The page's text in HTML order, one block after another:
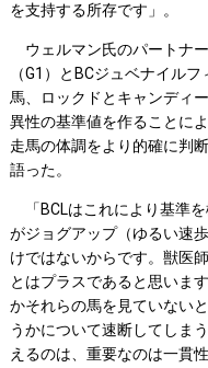
を支持する所存です」。
ウェルマン氏のパートナ
（G1）とBCジュベナイル
馬、ロックドとキャンディ
異性の基準値を作ることに
走馬の体調をより的確に判
語った。
「BCLはこれにより基準
がジョグアップ（ゆるい速
けではないからです。獣医
とはプラスであると思いま
かそれらの馬を見ていない
うかについて速断してしま
えるのは、重要なのは一貫